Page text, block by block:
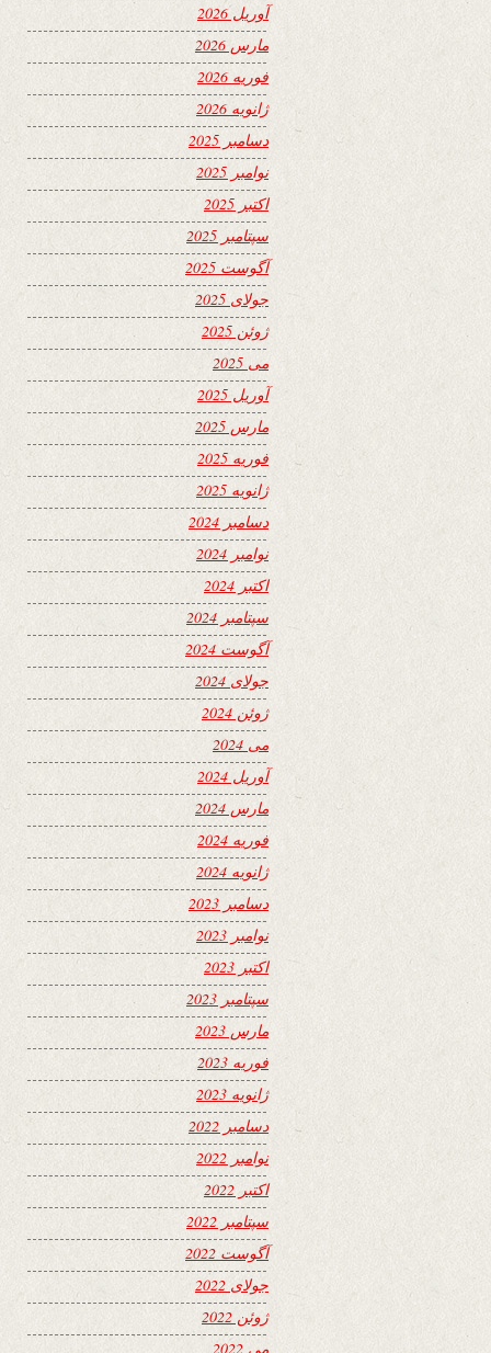
آوریل 2026
مارس 2026
فوریه 2026
ژانویه 2026
دسامبر 2025
نوامبر 2025
اکتبر 2025
سپتامبر 2025
آگوست 2025
جولای 2025
ژوئن 2025
می 2025
آوریل 2025
مارس 2025
فوریه 2025
ژانویه 2025
دسامبر 2024
نوامبر 2024
اکتبر 2024
سپتامبر 2024
آگوست 2024
جولای 2024
ژوئن 2024
می 2024
آوریل 2024
مارس 2024
فوریه 2024
ژانویه 2024
دسامبر 2023
نوامبر 2023
اکتبر 2023
سپتامبر 2023
مارس 2023
فوریه 2023
ژانویه 2023
دسامبر 2022
نوامبر 2022
اکتبر 2022
سپتامبر 2022
آگوست 2022
جولای 2022
ژوئن 2022
می 2022